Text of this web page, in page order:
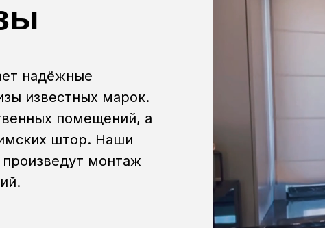
надёжные
известных марок.
помещений, а
штор. Наши
монтаж